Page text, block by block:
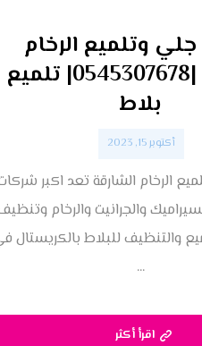
وتلميع الرخام
الشارقة |0545307678| تلميع
بلاط
أكتوبر 15, 2023
الرخام الشارقة تعد اكبر
والجرانيت والرخام
والتنظيف للبلاط بالكريستال
...
اقرأ أكثر